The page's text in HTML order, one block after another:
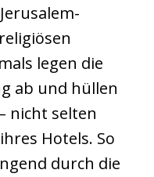
legen die
ab und hüllen
nicht selten
Hotels. So
durch die